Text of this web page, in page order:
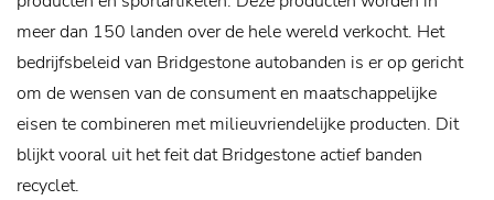
meer dan 150 landen over de hele wereld verkocht. Het
bedrijfsbeleid van Bridgestone autobanden is er op gericht
om de wensen van de consument en maatschappelijke
eisen te combineren met milieuvriendelijke producten. Dit
blijkt vooral uit het feit dat Bridgestone actief banden
recyclet.